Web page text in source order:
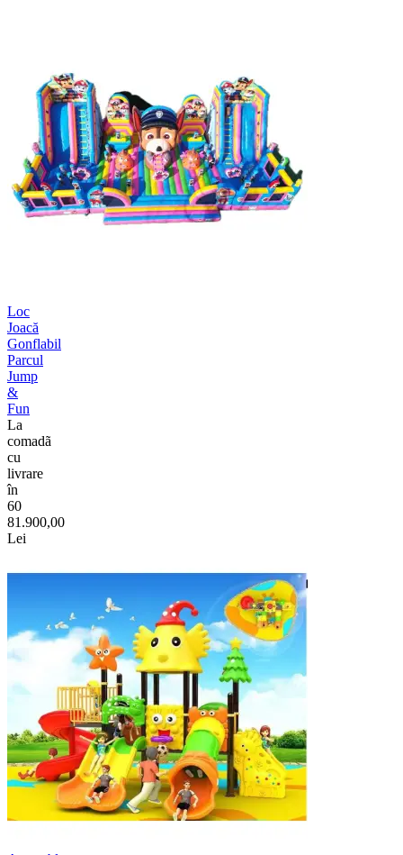
Loc
Joacă
Gonflabil
Parcul
Jump
&
Fun
La
comadã
cu
livrare
în
60
81.900,00
Lei